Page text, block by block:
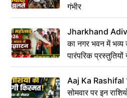
गंभीर
Jharkhand
का नगर भवन में
पारंपरिक प्रस्तुतियों
Aaj Ka
सोमवार पर इन